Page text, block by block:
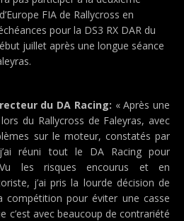
FIA de Rallycross en
pour la DS3 RX DAR du
juillet après une longue séance
du DA Racing: « Après une
du Rallycross de Faleyras, avec
sur le moteur, constatés par
j’ai réuni tout le DA Racing pour
les risques encourus et en
j’ai pris la lourde décision de
compétition pour éviter une casse
c’est avec beaucoup de contrariété